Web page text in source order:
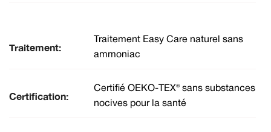
Traitement:
Traitement Easy Care naturel sans
ammoniac
Certification:
Certifié OEKO-TEX® sans substances
nocives pour la santé